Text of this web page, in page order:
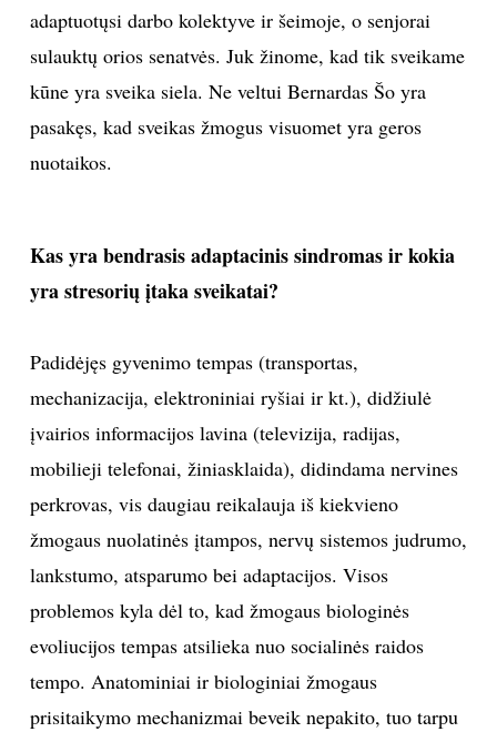
adaptuotųsi darbo kolektyve ir šeimoje, o senjorai
sulauktų orios senatvės. Juk žinome, kad tik sveikame
kūne yra sveika siela. Ne veltui Bernardas Šo yra
pasakęs, kad sveikas žmogus visuomet yra geros
nuotaikos.
Kas yra bendrasis adaptacinis sindromas ir kokia
yra stresorių įtaka sveikatai?
Padidėjęs gyvenimo tempas (transportas,
mechanizacija, elektroniniai ryšiai ir kt.), didžiulė
įvairios informacijos lavina (televizija, radijas,
mobilieji telefonai, žiniasklaida), didindama nervines
perkrovas, vis daugiau reikalauja iš kiekvieno
žmogaus nuolatinės įtampos, nervų sistemos judrumo,
lankstumo, atsparumo bei adaptacijos. Visos
problemos kyla dėl to, kad žmogaus biologinės
evoliucijos tempas atsilieka nuo socialinės raidos
tempo. Anatominiai ir biologiniai žmogaus
prisitaikymo mechanizmai beveik nepakito, tuo tarpu